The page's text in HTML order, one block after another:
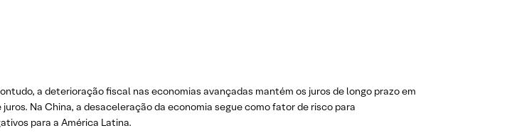
a deterioração fiscal nas economias avançadas mantém os juros de longo prazo em
Na China, a desaceleração da economia segue como fator de risco para
para a América Latina.